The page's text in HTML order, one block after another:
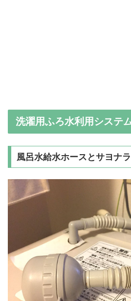
洗濯用ふろ水利用システ
風呂水給水ホースとサヨナ